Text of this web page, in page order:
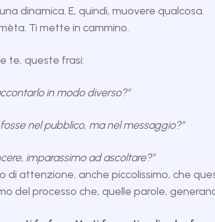
dinamica. E, quindi, muovere qualcosa.
Ti mette in cammino.
te, queste frasi:
in modo diverso?”
nel pubblico, ma nel messaggio?”
imparassimo ad ascoltare?”
di attenzione, anche piccolissimo, che
del processo che, quelle parole,